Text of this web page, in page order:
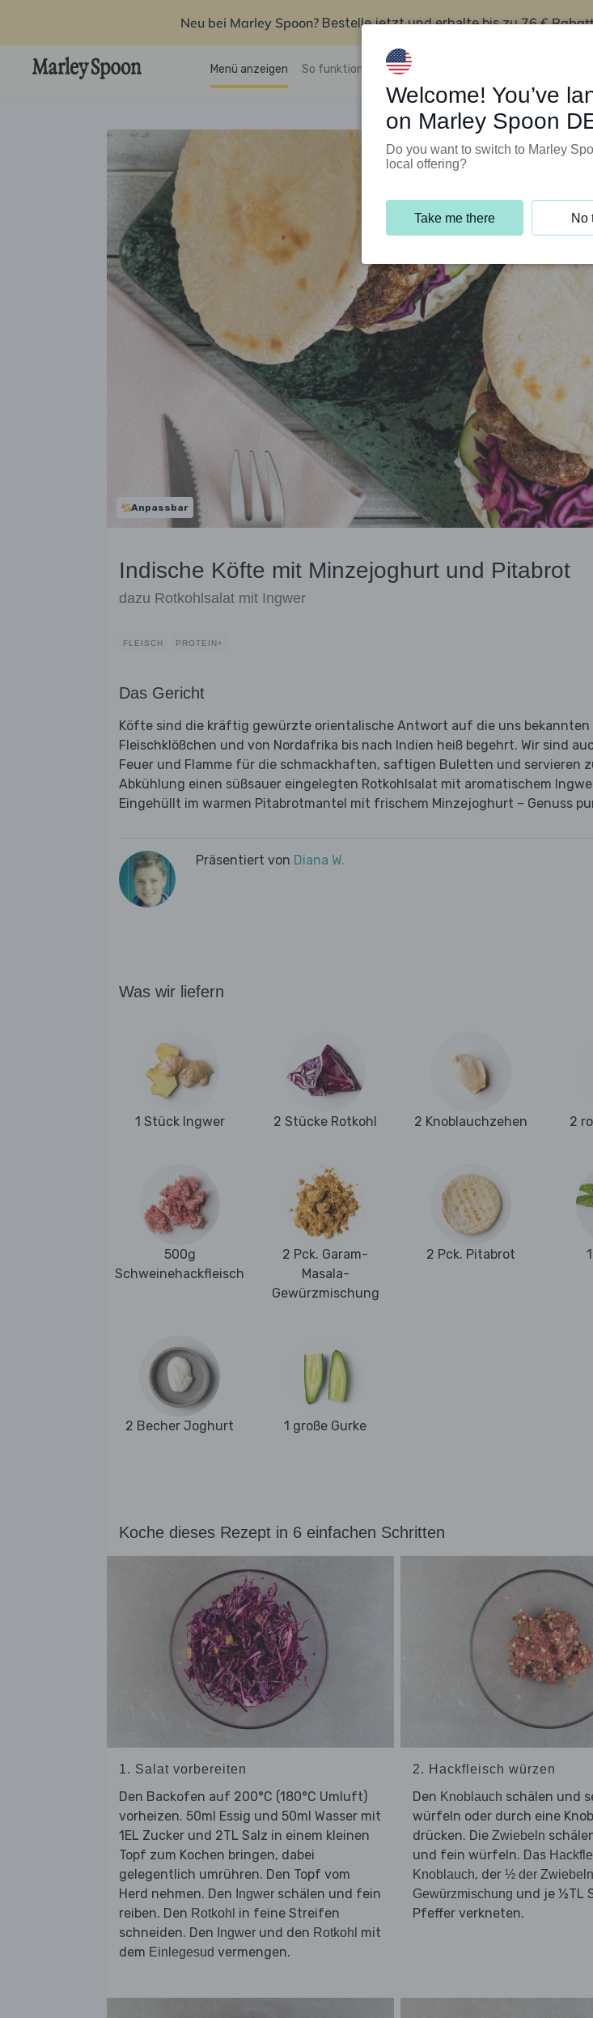
Neu bei Marley Spoon? Bestelle jetzt und erhalte bis zu76 €
Menü anzeigen So funktioniert’s Kundenservice
Anpassbar
Indische Köfte mit Minzejoghurt und Pitabrot
dazu Rotkohlsalat mit Ingwer
FLEISCH PROTEIN+
Das Gericht
Köfte sind die kräftig gewürzte orientalische Antwort auf die uns bekannten
Fleischklößchen und von Nordafrika bis nach Indien heiß begehrt. Wir sind
Feuer und Flamme für die schmackhaften, saftigen Buletten und servieren
Abkühlung einen süßsauer eingelegten Rotkohlsalat mit aromatischem
Eingehüllt im warmen Pitabrotmantel mit frischem Minzejoghurt – Genuss
Präsentiert von Diana W.
Was wir liefern
1 Stück Ingwer 2 Stücke Rotkohl 2 Knoblauchzehen 2
500g
Schweinehackfleisch
2 Pck. Garam-
Masala-
Gewürzmischung
2 Pck. Pitabrot
2 Becher Joghurt 1 große Gurke
Koche dieses Rezept in 6 einfachen Schritten
1. Salat vorbereiten
Den Backofen auf 200°C (180°C Umluft)
vorheizen. 50ml Essig und 50ml Wasser mit
1EL Zucker und 2TL Salz in einem kleinen
Topf zum Kochen bringen, dabei
gelegentlich umrühren. Den Topf vom
Herd nehmen. Den Ingwer schälen und fein
reiben. Den Rotkohl in feine Streifen
schneiden. Den Ingwer und den Rotkohl mit
dem Einlegesud vermengen.
2. Hackfleisch würzen
Den Knoblauch schälen und
würfeln oder durch eine
drücken. Die Zwiebeln
und fein würfeln. Das
Knoblauch, der ½ der Zwiebeln
Gewürzmischung und je ½TL
Pfeffer verkneten.
Welcome! You’ve
on Marley Spoon
Do you want to switch to Marley
local offering?
Take me there No